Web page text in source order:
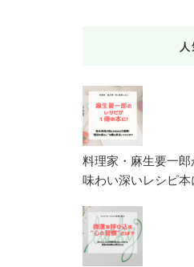
料理家・麻生要一郎
味わい深いレシピ本